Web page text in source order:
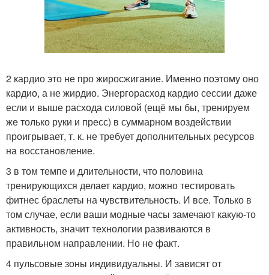
2 кардио это не про жиросжигание. Именно поэтому оно
кардио, а не жирдио. Энергорасход кардио сессии даже
если и выше расхода силовой (ещё мы бы, тренируем
же только руки и пресс) в суммарном воздействии
проигрывает, т. к. не требует дополнительных ресурсов
на восстановление.
3 в том темпе и длительности, что половина
тренирующихся делает кардио, можно тестировать
фитнес браслеты на чувствительность. И все. Только в
том случае, если ваши модные часы замечают какую-то
активность, значит технологии развиваются в
правильном направлении. Но не факт.
4 пульсовые зоны индивидуальны. И зависят от